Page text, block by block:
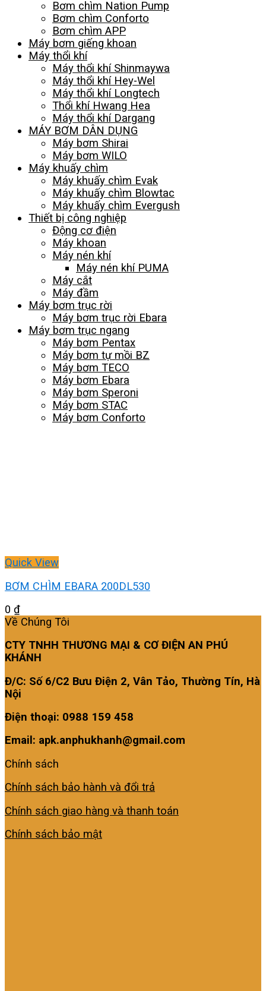
Bơm chìm Nation Pump
Bơm chìm Conforto
Bơm chìm APP
Máy bơm giếng khoan
Máy thổi khí
Máy thổi khí Shinmaywa
Máy thổi khí Hey-Wel
Máy thổi khí Longtech
Thổi khí Hwang Hea
Máy thổi khí Dargang
MÁY BƠM DÂN DỤNG
Máy bơm Shirai
Máy bơm WILO
Máy khuấy chìm
Máy khuấy chìm Evak
Máy khuấy chìm Blowtac
Máy khuấy chìm Evergush
Thiết bị công nghiệp
Động cơ điện
Máy khoan
Máy nén khí
Máy nén khí PUMA
Máy cắt
Máy đầm
Máy bơm trục rời
Máy bơm trục rời Ebara
Máy bơm trục ngang
Máy bơm Pentax
Máy bơm tự mồi BZ
Máy bơm TECO
Máy bơm Ebara
Máy bơm Speroni
Máy bơm STAC
Máy bơm Conforto
Quick View
BƠM CHÌM EBARA 200DL530
0 ₫
Về Chúng Tôi
CTY TNHH THƯƠNG MẠI & CƠ ĐIỆN AN PHÚ
KHÁNH
Đ/C: Số 6/C2 Bưu Điện 2, Vân Tảo, Thường Tín, Hà
Nội
Điện thoại: 0988 159 458
Email: apk.anphukhanh@gmail.com
Chính sách
Chính sách bảo hành và đổi trả
Chính sách giao hàng và thanh toán
Chính sách bảo mật